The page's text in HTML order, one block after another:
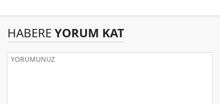
HABERE YORUM KAT